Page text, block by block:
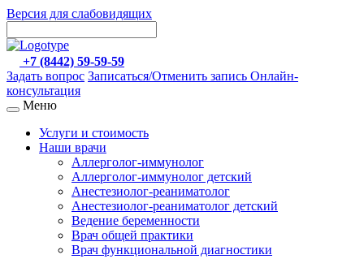
Версия для слабовидящих
+7 (8442) 59-59-59
Задать вопрос Записаться/Отменить запись Онлайн-
консультация
Меню
Услуги и стоимость
Наши врачи
Аллерголог-иммунолог
Аллерголог-иммунолог детский
Анестезиолог-реаниматолог
Анестезиолог-реаниматолог детский
Ведение беременности
Врач общей практики
Врач функциональной диагностики